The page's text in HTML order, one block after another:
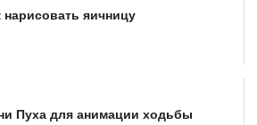
нарисовать яичницу
Пуха для анимации ходьбы